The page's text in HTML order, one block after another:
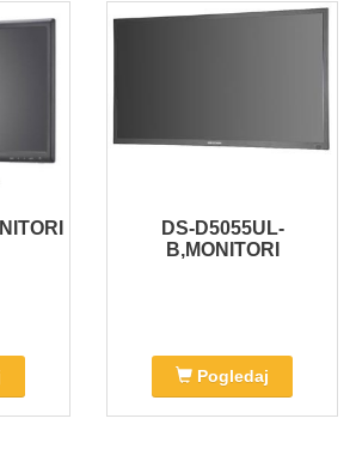
DS-D5055UL-
B,MONITORI
Pogledaj